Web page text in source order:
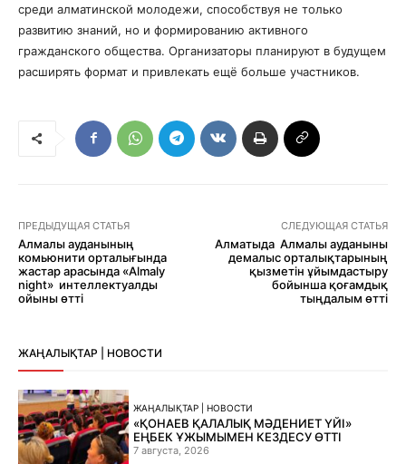
среди алматинской молодежи, способствуя не только
развитию знаний, но и формированию активного
гражданского общества. Организаторы планируют в будущем
расширять формат и привлекать ещё больше участников.
ПРЕДЫДУЩАЯ СТАТЬЯ
Алмалы ауданының
комьюнити орталығында
жастар арасында «Almaly
night» интеллектуалды
ойыны өтті
СЛЕДУЮЩАЯ СТАТЬЯ
Алматыда Алмалы ауданыны
демалыс орталықтарының
қызметін ұйымдастыру
бойынша қоғамдық
тыңдалым өтті
ЖАҢАЛЫҚТАР | НОВОСТИ
ЖАҢАЛЫҚТАР | НОВОСТИ
«ҚОНАЕВ ҚАЛАЛЫҚ МӘДЕНИЕТ ҮЙІ»
ЕҢБЕК ҰЖЫМЫМЕН КЕЗДЕСУ ӨТТІ
7 августа, 2026